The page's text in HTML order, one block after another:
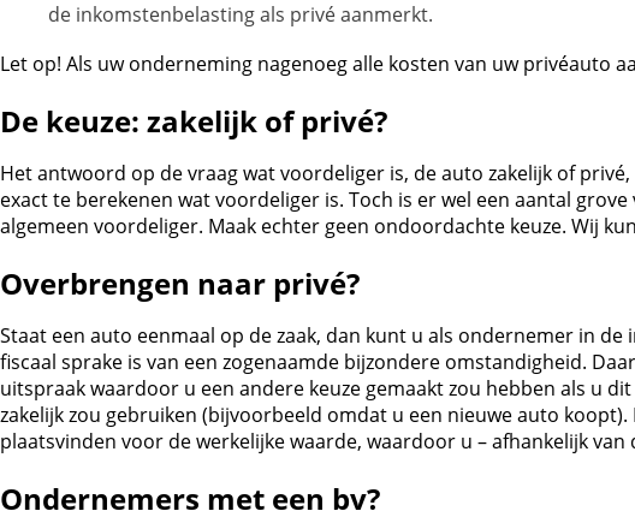
de inkomstenbelasting als privé aanmerkt.
Let op! Als uw onderneming nagenoeg alle kosten van uw privéauto
De keuze: zakelijk of privé?
Het antwoord op de vraag wat voordeliger is, de auto zakelijk of
exact te berekenen wat voordeliger is. Toch is er wel een aantal
algemeen voordeliger. Maak echter geen ondoordachte keuze. Wij
Overbrengen naar privé?
Staat een auto eenmaal op de zaak, dan kunt u als ondernemer in
fiscaal sprake is van een zogenaamde bijzondere omstandigheid.
uitspraak waardoor u een andere keuze gemaakt zou hebben als u
zakelijk zou gebruiken (bijvoorbeeld omdat u een nieuwe auto
plaatsvinden voor de werkelijke waarde, waardoor u – afhankelijk
Ondernemers met een bv?